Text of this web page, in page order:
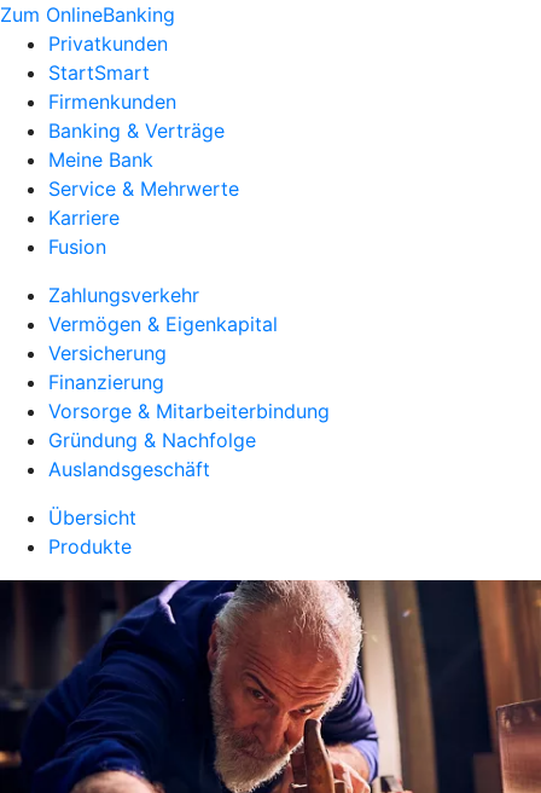
Zum OnlineBanking
Privatkunden
StartSmart
Firmenkunden
Banking & Verträge
Meine Bank
Service & Mehrwerte
Karriere
Fusion
Zahlungsverkehr
Vermögen & Eigenkapital
Versicherung
Finanzierung
Vorsorge & Mitarbeiterbindung
Gründung & Nachfolge
Auslandsgeschäft
Übersicht
Produkte